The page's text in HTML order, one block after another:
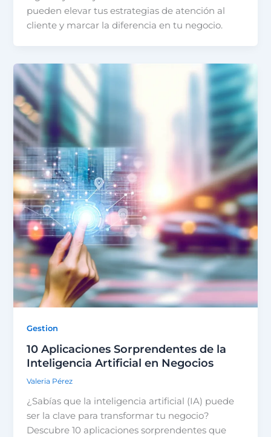
pueden elevar tus estrategias de atención al
cliente y marcar la diferencia en tu negocio.
Gestion
10 Aplicaciones Sorprendentes de la
Inteligencia Artificial en Negocios
Valeria Pérez
¿Sabías que la inteligencia artificial (IA) puede
ser la clave para transformar tu negocio?
Descubre 10 aplicaciones sorprendentes que